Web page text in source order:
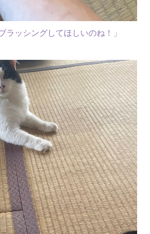
ラッシングしてほしいのね！」